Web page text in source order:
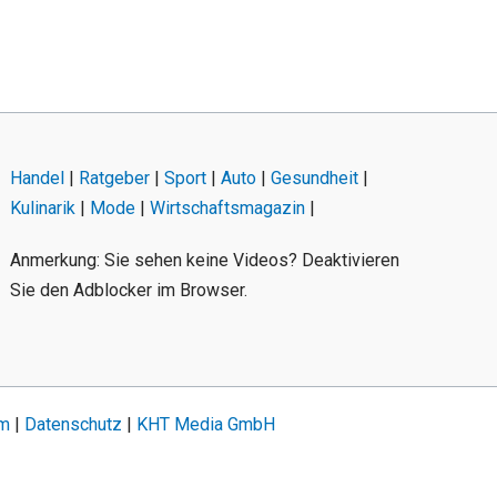
Handel Ratgeber |Sport |Auto |Gesundheit
Kulinarik
Mode |Wirtschaftsmagazin
Anmerkung: Sie sehen keine Videos? Deaktivieren
Sie den Adblocker im Browser.
Datenschutz KHT Media GmbH